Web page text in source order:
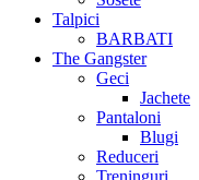
Talpici
BARBATI
The Gangster
Geci
Jachete
Pantaloni
Blugi
Reduceri
Treninguri